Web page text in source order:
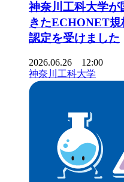
神奈川工科大学が
きたECHONET
認定を受けました
2026.06.26 12:00
神奈川工科大学